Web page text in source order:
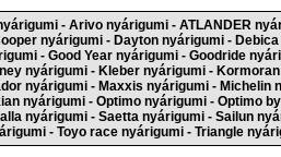
- Arivo nyárigumi- ATLANDER
nyárigumi- Dayton nyárigumi-
- Good Year nyárigumi - Goodride
nyárigumi- Kleber nyárigumi-
nyárigumi- Maxxis nyárigumi- Michelin
nyárigumi- Optimo nyárigumi- Optimo
nyárigumi - Saetta nyárigumi - Sailun
- Toyo race nyárigumi - Triangle